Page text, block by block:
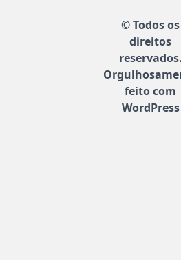
© Todos os
direitos
feito com
WordPress